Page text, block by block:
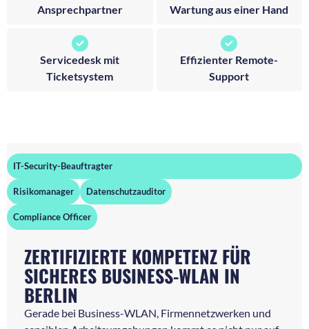
Ansprechpartner
Wartung aus einer Hand
Servicedesk mit
Ticketsystem
Effizienter Remote-
Support
ZERTIFIZIERTE KOMPETENZ FÜR
SICHERES BUSINESS-WLAN IN
BERLIN
Gerade bei Business-WLAN, Firmennetzwerken und
IT-Security-Beauftragter
Risikomanager Datenschutzauditor
Compliance Officer